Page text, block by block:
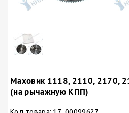
Маховик 1118, 2110, 2170,
(на рычажную КПП)